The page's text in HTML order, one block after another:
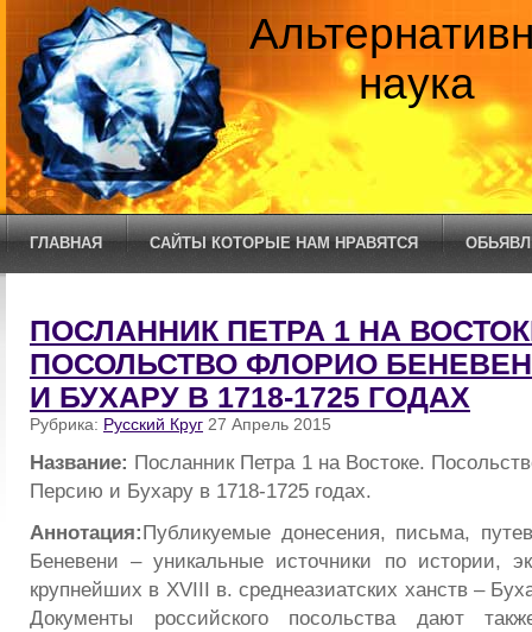
наука
ГЛАВНАЯ САЙТЫ КОТОРЫЕ НАМ НРАВЯТСЯ
ПОСЛАННИК ПЕТРА 1 НА
ПОСОЛЬСТВО ФЛОРИО
И БУХАРУ В 1718-1725 ГОДАХ
Рубрика: Русский Круг 27 Апрель 2015
Название: Посланник Петра 1 на Востоке.
Персию и Бухару в 1718-1725 годах.
Аннотация:Публикуемые донесения, письма,
Беневени – уникальные источники по истории,
крупнейших в XVIII в. среднеазиатских ханств –
Документы российского посольства дают